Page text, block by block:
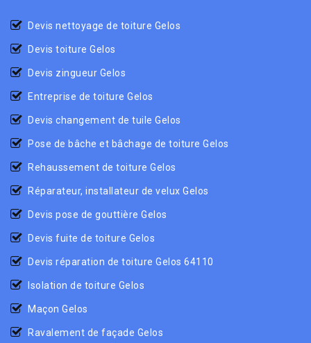
Devis nettoyage de toiture Gelos
Devis toiture Gelos
Devis zingueur Gelos
Entreprise de toiture Gelos
Devis changement de tuile Gelos
Pose de bâche et bâchage de toiture Gelos
Rehaussement de toiture Gelos
Réparateur, installateur de velux Gelos
Devis pose de gouttière Gelos
Devis fuite de toiture Gelos
Devis réparation de toiture Gelos 64110
Isolation de toiture Gelos
Maçon Gelos
Ravalement de façade Gelos